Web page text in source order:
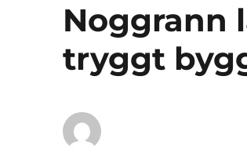
Noggrann
tryggt